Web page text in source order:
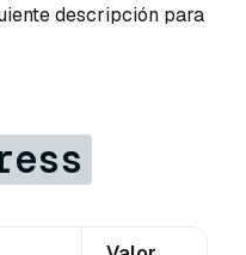
descripción para